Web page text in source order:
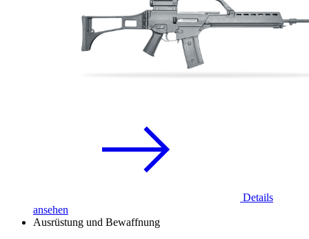
Details
ansehen
Ausrüstung und Bewaffnung